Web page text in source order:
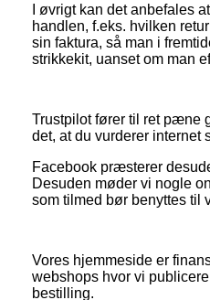
I øvrigt kan det anbefales
handlen, f.eks. hvilken
sin faktura, så man i
strikkekit, uanset om man
Trustpilot fører til ret pæne
det, at du vurderer internet
Facebook præsterer
Desuden møder vi nogle
som tilmed bør benyttes til
Vores hjemmeside er
webshops hvor vi
bestilling.